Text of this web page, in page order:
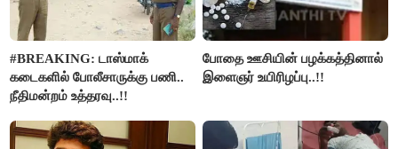
#BREAKING: டாஸ்மாக்
கடைகளில் போலீசாருக்கு பணி..
நீதிமன்றம் உத்தரவு..!!
போதை ஊசியின் பழக்கத்தினால்
இளைஞர் உயிரிழப்பு..!!